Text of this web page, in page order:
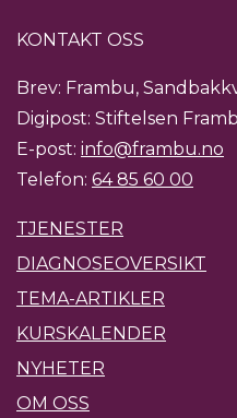
KONTAKT OSS
Brev: Frambu,
Digipost: Stiftelsen
E-post: info@frambu.no
Telefon: 64 85 60 00
TJENESTER
DIAGNOSEOVERSIKT
TEMA-ARTIKLER
KURSKALENDER
NYHETER
OM OSS